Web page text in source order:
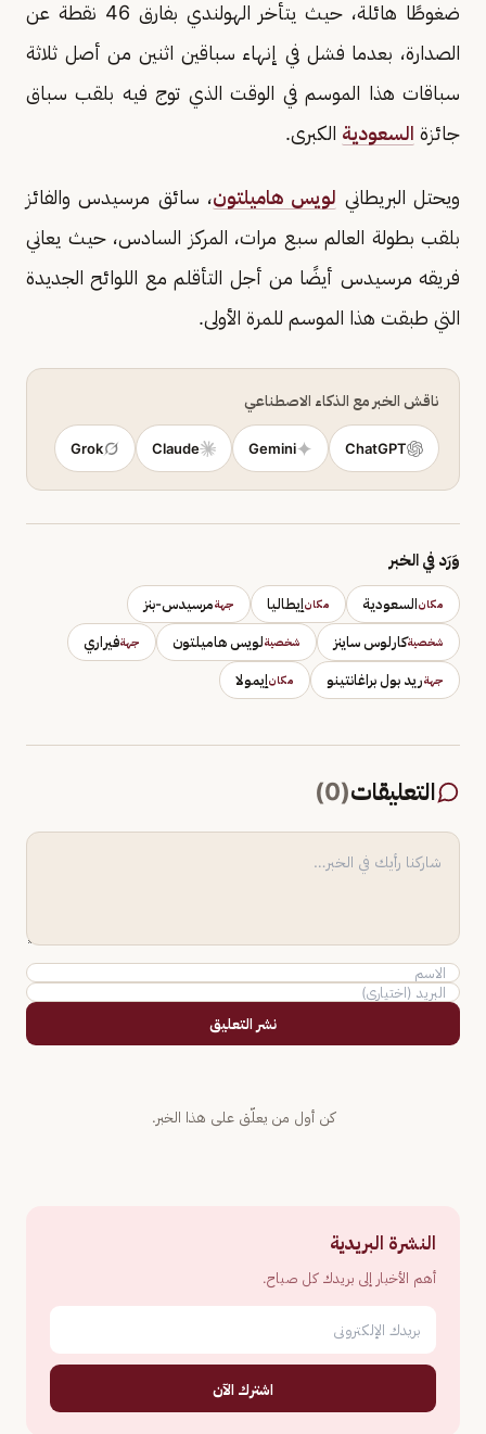
ضغوطًا هائلة، حيث يتأخر الهولندي بفارق 46 نقطة عن
الصدارة، بعدما فشل في إنهاء سباقين اثنين من أصل ثلاثة
سباقات هذا الموسم في الوقت الذي توج فيه بلقب سباق
جائزة السعودية الكبرى.
ويحتل البريطاني لويس هاميلتون، سائق مرسيدس والفائز
بلقب بطولة العالم سبع مرات، المركز السادس، حيث يعاني
فريقه مرسيدس أيضًا من أجل التأقلم مع اللوائح الجديدة
التي طبقت هذا الموسم للمرة الأولى.
ناقش الخبر مع الذكاء الاصطناعي
ChatGPT
Gemini
Claude
Grok
وَرَد في الخبر
مكانالسعودية مكانإيطاليا جهةمرسيدس-بنز
شخصيةكارلوس ساينز شخصيةلويس هاميلتون جهةفيراري
جهةريد بول براغانتينو مكانإيمولا
التعليقات(
0
)
نشر التعليق
كن أول من يعلّق على هذا الخبر.
النشرة البريدية
أهم الأخبار إلى بريدك كل صباح.
اشترك الآن